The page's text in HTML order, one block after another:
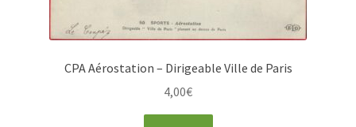
CPA Aérostation – Dirigeable Ville de Paris
4,00€